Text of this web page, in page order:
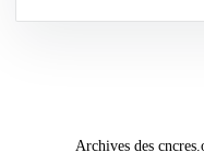
Archives des